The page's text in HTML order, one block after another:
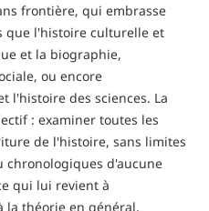
frontière, qui embrasse
que l'histoire culturelle et
et la biographie,
ou encore
l'histoire des sciences. La
: examiner toutes les
de l'histoire, sans limites
d'aucune
qui lui revient à
la théorie en général.